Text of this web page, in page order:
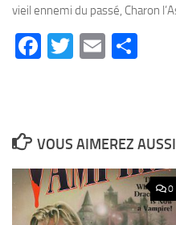
vieil ennemi du passé, Charon
Facebook
Twitter
Email
VOUS AIMEREZ
0